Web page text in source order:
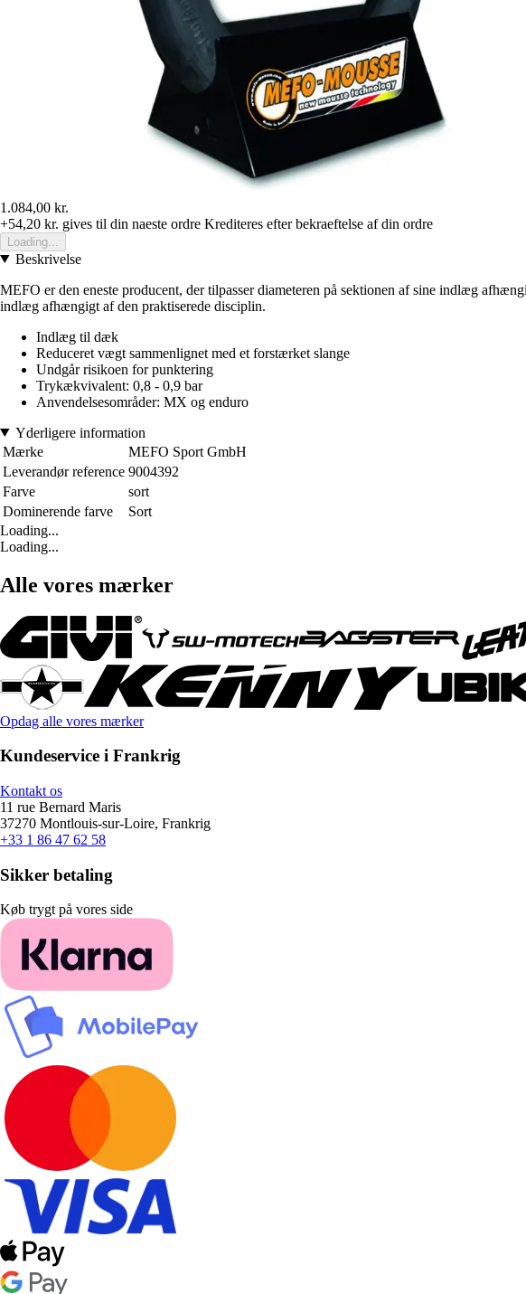
1.084,00 kr.
+54,20 kr. gives til din naeste ordre Krediteres efter bekraeftelse af din ordre
Loading...
Beskrivelse
MEFO er den eneste producent, der tilpasser diameteren på sektionen af sine indlæg
indlæg afhængigt af den praktiserede disciplin.
Indlæg til dæk
Reduceret vægt sammenlignet med et forstærket slange
Undgår risikoen for punktering
Trykækvivalent: 0,8 - 0,9 bar
Anvendelsesområder: MX og enduro
Yderligere information
Mærke
MEFO Sport GmbH
Leverandør reference 9004392
Farve
sort
Dominerende farve
Sort
Loading...
Loading...
Alle vores mærker
Opdag alle vores mærker
Kundeservice i Frankrig
Kontakt os
11 rue Bernard Maris
37270 Montlouis-sur-Loire, Frankrig
+33 1 86 47 62 58
Sikker betaling
Køb trygt på vores side